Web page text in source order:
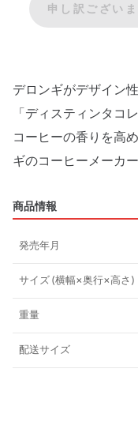
申し訳ござい
デロンギがデザイン
「ディスティンタコ
コーヒーの香りを高
ギのコーヒーメーカー
商品情報
発売年月
サイズ (横幅×奥行×高さ)
重量
配送サイズ